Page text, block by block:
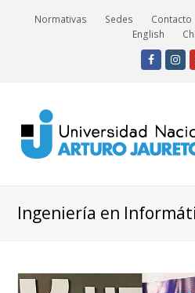
Normativas Sedes Contacto
English
Ingeniería en